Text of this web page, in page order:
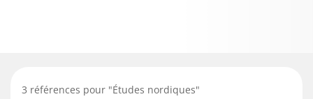
3 références pour "Études nordiques"